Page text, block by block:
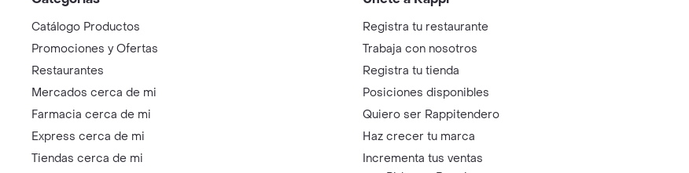
Catálogo Productos
Promociones y Ofertas
Restaurantes
Mercados cerca de mi
Farmacia cerca de mi
Express cerca de mi
Tiendas cerca de mi
Registra tu restaurante
Trabaja con nosotros
Registra tu tienda
Posiciones disponibles
Quiero ser Rappitendero
Haz crecer tu marca
Incrementa tus ventas